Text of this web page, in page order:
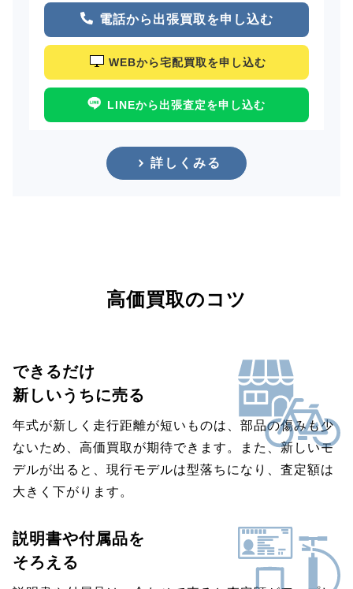
電話から出張買取を申し込む
WEBから宅配買取を申し込む
LINEから出張査定を申し込む
詳しくみる
高価買取のコツ
できるだけ
新しいうちに売る
年式が新しく走行距離が短いものは、部品の傷みも少
ないため、高価買取が期待できます。また、新しいモ
デルが出ると、現行モデルは型落ちになり、査定額は
大きく下がります。
説明書や付属品を
そろえる